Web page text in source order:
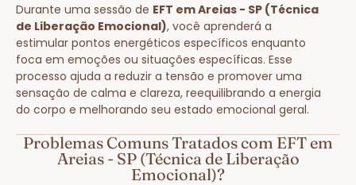
Durante uma sessão de EFT em Areias - SP (Técnica
de Liberação Emocional), você aprenderá a
estimular pontos energéticos específicos enquanto
foca em emoções ou situações específicas. Esse
processo ajuda a reduzir a tensão e promover uma
sensação de calma e clareza, reequilibrando a energia
do corpo e melhorando seu estado emocional geral.
Problemas Comuns Tratados com EFT em
Areias - SP (Técnica de Liberação
Emocional)?